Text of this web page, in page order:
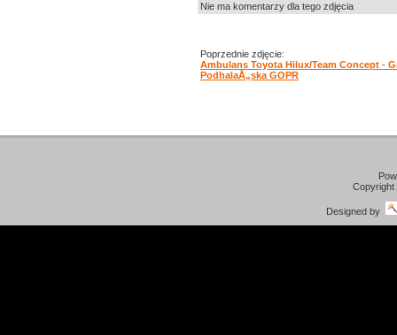
Nie ma komentarzy dla tego zdjęcia
Poprzednie zdjęcie:
Ambulans Toyota Hilux/Team Concept -
PodhalaÅ„ska GOPR
Designed by